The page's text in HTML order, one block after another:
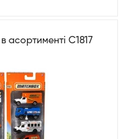
асортименті С1817